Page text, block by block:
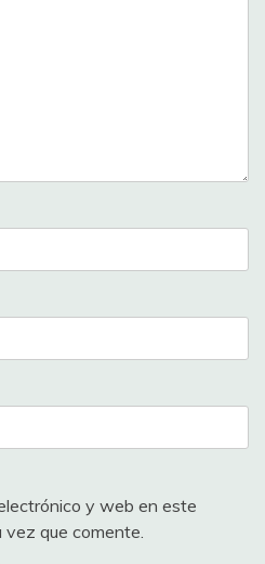
y web en este
que comente.